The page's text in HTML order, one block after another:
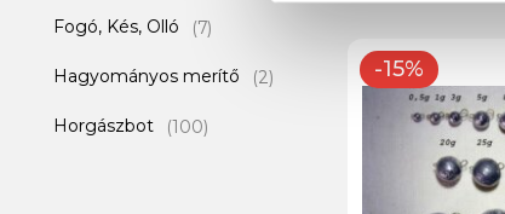
Fogó, Kés, Olló (7)
Hagyományos merítő (2)
Horgászbot (100)
-15%